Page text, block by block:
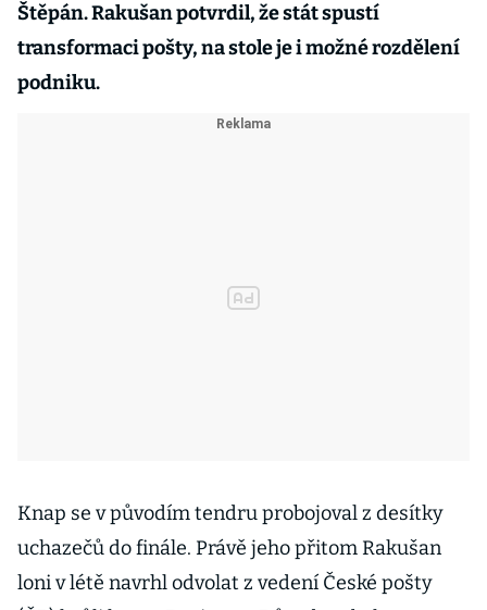
Štěpán. Rakušan potvrdil, že stát spustí
transformaci pošty, na stole je i možné rozdělení
podniku.
Knap se v původím tendru probojoval z desítky
uchazečů do finále. Právě jeho přitom Rakušan
loni v létě navrhl odvolat z vedení České pošty